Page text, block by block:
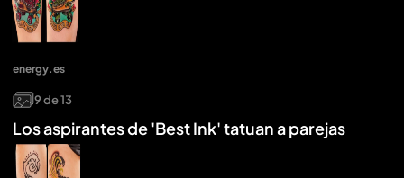
9de13
Los aspirantes de 'Best Ink' tatuan a parejas
energy.es